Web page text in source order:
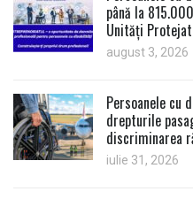
până la
Unități
august 3, 2026
Persoanele cu
drepturile
discriminarea
iulie 31, 2026